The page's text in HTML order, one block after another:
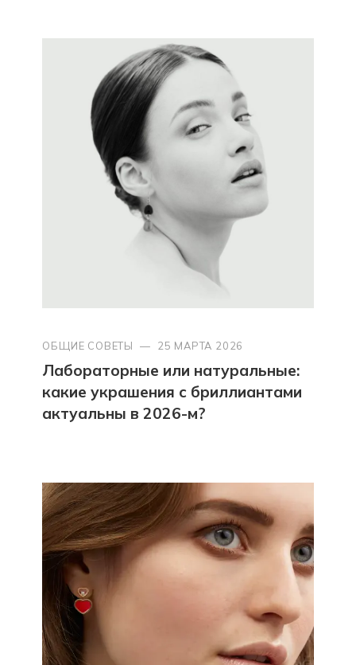
ОБЩИЕ СОВЕТЫ — 25 МАРТА 2026
Лабораторные или натуральные:
какие украшения с бриллиантами
актуальны в 2026-м?